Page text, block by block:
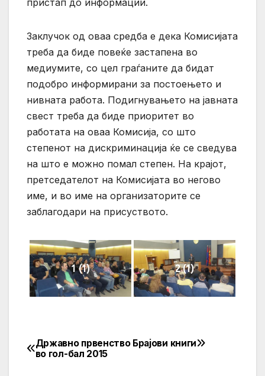
Заклучок од оваа средба е дека Комисијата
треба да биде повеќе застапена во
медиумите, со цел граѓаните да бидат
подобро информирани за постоењето и
нивната работа. Подигнувањето на јавната
свест треба да биде приоритет во
работата на оваа Комисија, со што
степенот на дискриминација ќе се сведува
на што е можно помал степен. На крајот,
претседателот на Комисијата во негово
име, и во име на организаторите се
заблагодари на присуството.
1 (1) 2 (1)
Post
Брајови книги
Државно првенство
во гол-бал 2015